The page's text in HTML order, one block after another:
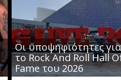
Οι υποψηφιότητες για
το Rock And Roll Hall
Fame του 2026